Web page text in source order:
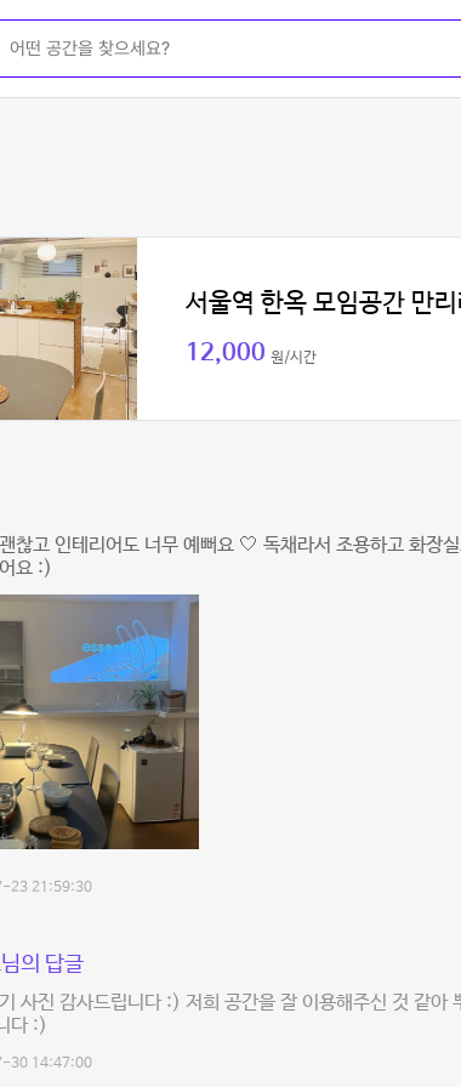
서울역 한옥 모임공간 만리
12,000 원/시간
찮고 인테리어도 너무 예뻐요 🤍 독채라서 조용하고 화장
요 :)
23 21:59:30
의 답글
사진 감사드립니다 :) 저희 공간을 잘 이용해주신 것 같아
다 :)
30 14:47:00